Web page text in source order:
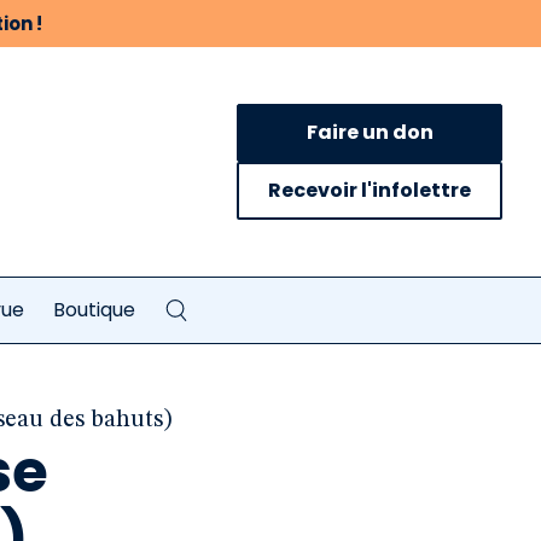
!
Faire un don
Recevoir l'infolettre
Boutique
des bahuts)